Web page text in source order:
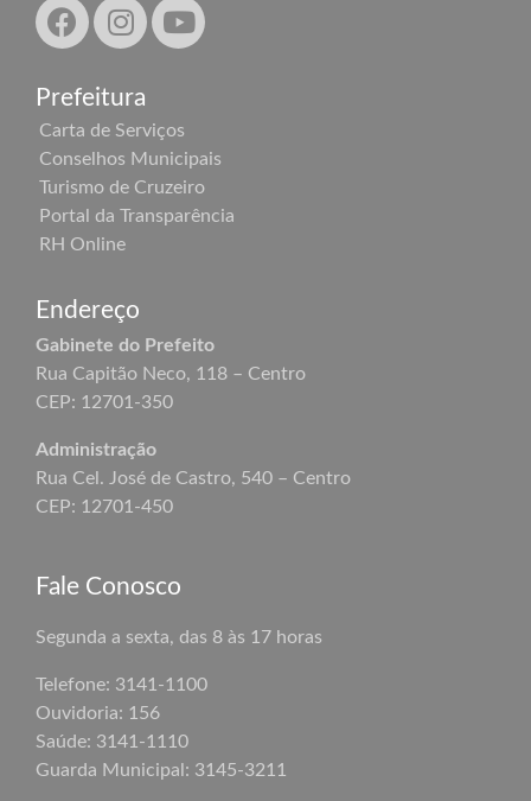
Prefeitura
Carta de Serviços
Conselhos Municipais
Turismo de Cruzeiro
Portal da Transparência
RH Online
Endereço
Gabinete do Prefeito
Rua Capitão Neco, 118 – Centro
CEP: 12701-350
Administração
Rua Cel. José de Castro, 540 – Centro
CEP: 12701-450
Fale Conosco
Segunda a sexta, das 8 às 17 horas
Telefone: 3141-1100
Ouvidoria: 156
Saúde: 3141-1110
Guarda Municipal: 3145-3211